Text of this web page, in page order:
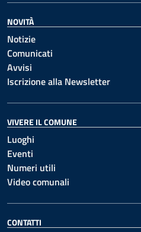
NOVITÀ
Notizie
Comunicati
Avvisi
Iscrizione alla Newsletter
VIVERE IL COMUNE
Luoghi
Eventi
Numeri utili
Video comunali
CONTATTI